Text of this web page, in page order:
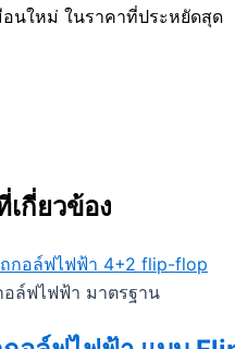
นใหม่ ในราคาที่ประหยัดสุด
กี่ยวข้อง
อล์ฟไฟฟ้า มาตรฐาน